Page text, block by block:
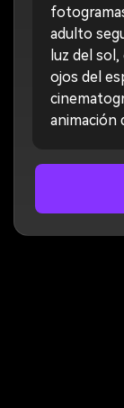
adulto
luz del
ojos del
animación